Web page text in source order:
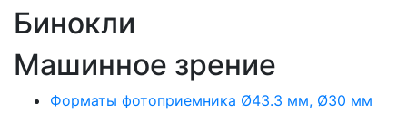
Бинокли
Машинное зрение
Форматы фотоприемника Ø43.3 мм, Ø30 мм